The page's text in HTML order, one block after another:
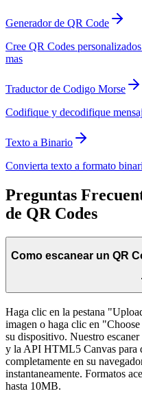
Generador de QR Code
Cree QR Codes
mas
Traductor de Codigo Morse
Codifique y decodifique
Texto a Binario
Convierta texto a formato
Preguntas
de QR Codes
Como escanear un QR
Haga clic en la pestana
imagen o haga clic en
su dispositivo. Nuestro
y la API HTML5 Canvas para
completamente en su
instantaneamente. Formatos
hasta 10MB.